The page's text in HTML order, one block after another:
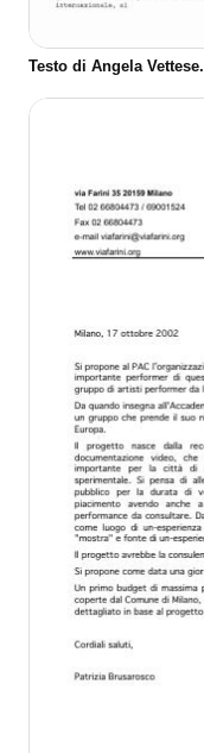
Testo di Angela Vettese.